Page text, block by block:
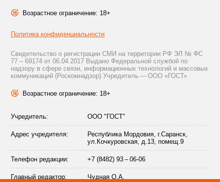
Возрастное ограничение: 18+
Политика конфиденциальности
Свидетельство о регистрации СМИ на территории РФ ЭЛ № ФС
77 – 69174 от 06.04.2017 Выдано Федеральной службой по
надзору в сфере связи, информационных технологий и массовых
коммуникаций (Роскомнадзор) Учредитель — ООО «ГОСТ»
Возрастное ограничение: 18+
Учредитель: ООО "ГОСТ"
Адрес учредителя:
Республика Мордовия, г.Саранск,
ул.Кочкуровская, д.13, помещ.9
Телефон редакции: +7 (8482) 93 – 06-06
Главный редактор: Чудная О.А.